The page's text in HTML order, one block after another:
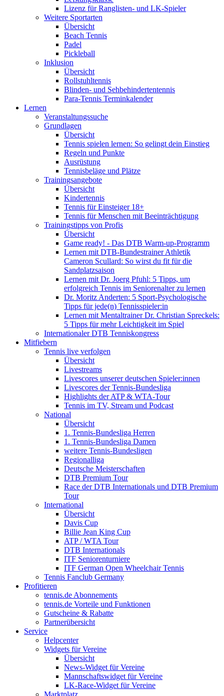
Lizenz für Ranglisten- und LK-Spieler
Weitere Sportarten
Übersicht
Beach Tennis
Padel
Pickleball
Inklusion
Übersicht
Rollstuhltennis
Blinden- und Sehbehindertentennis
Para-Tennis Terminkalender
Lernen
Veranstaltungssuche
Grundlagen
Übersicht
Tennis spielen lernen: So gelingt dein Einstieg
Regeln und Punkte
Ausrüstung
Tennisbeläge und Plätze
Trainingsangebote
Übersicht
Kindertennis
Tennis für Einsteiger 18+
Tennis für Menschen mit Beeinträchtigung
Trainingstipps von Profis
Übersicht
Game ready! - Das DTB Warm-up-Programm
Lernen mit DTB-Bundestrainer Athletik
Cameron Scullard: So wirst du fit für die
Sandplatzsaison
Lernen mit Dr. Joerg Pfuhl: 5 Tipps, um
erfolgreich Tennis im Seniorenalter zu lernen
Dr. Moritz Anderten: 5 Sport-Psychologische
Tipps für jede(n) Tennisspieler:in
Lernen mit Mentaltrainer Dr. Christian Spreckels:
5 Tipps für mehr Leichtigkeit im Spiel
Internationaler DTB Tenniskongress
Mitfiebern
Tennis live verfolgen
Übersicht
Livestreams
Livescores unserer deutschen Spieler:innen
Livescores der Tennis-Bundesliga
Highlights der ATP & WTA-Tour
Tennis im TV, Stream und Podcast
National
Übersicht
1. Tennis-Bundesliga Herren
1. Tennis-Bundesliga Damen
weitere Tennis-Bundesligen
Regionalliga
Deutsche Meisterschaften
DTB Premium Tour
Race der DTB Internationals und DTB Premium
Tour
International
Übersicht
Davis Cup
Billie Jean King Cup
ATP / WTA Tour
DTB Internationals
ITF Seniorenturniere
ITF German Open Wheelchair Tennis
Tennis Fanclub Germany
Profitieren
tennis.de Abonnements
tennis.de Vorteile und Funktionen
Gutscheine & Rabatte
Partnerübersicht
Service
Helpcenter
Widgets für Vereine
Übersicht
News-Widget für Vereine
Mannschaftswidget für Vereine
LK-Race-Widget für Vereine
Marktplatz